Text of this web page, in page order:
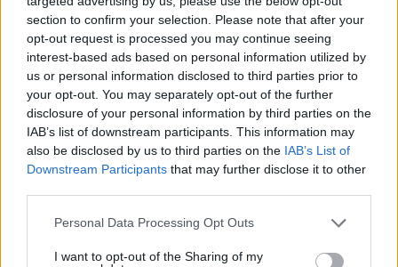
section to confirm your selection. Please note that after your
opt-out request is processed you may continue seeing
interest-based ads based on personal information utilized by
us or personal information disclosed to third parties prior to
your opt-out. You may separately opt-out of the further
disclosure of your personal information by third parties on the
IAB’s list of downstream participants. This information may
also be disclosed by us to third parties on the IAB’s List of
Downstream Participants that may further disclose it to other
Please note that this website/app uses one or more Google
not limited to your visit or usage behaviour. You may click to
Personal Data Processing Opt Outs
I want to opt-out of the Sharing of my
το Αιγαίο έχει δυο πλευρές. Η μία είναι αυτή
της Μικράς Ασίας θα πρέπει μάλλον να τη
θυμάστε από την Ιστορία,υπονοώντας
προφανώς τα γεγονότα του 1922.
Την ίδια ώρα, η Άγκυρα δεν είναι διατεθειμένη
να κάνει διάλογο μόνο επί του Δικαίου της
Θάλασσας συνέχισε ο Τούρκος πρέσβης,
κατηγορώντας ταυτόχρονα την Ελλάδα ότι δεν
έχει διάθεση για πραγματικό διάλογο και
αποστρατιωτικοποίησης των νησιών,